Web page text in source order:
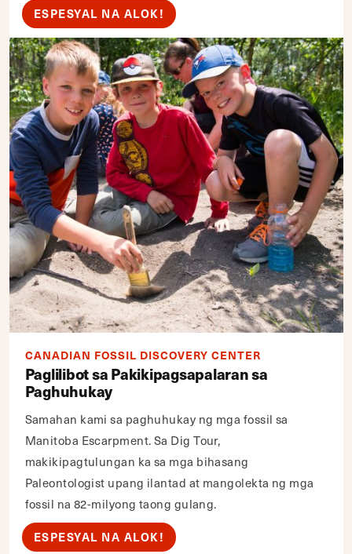
ESPESYAL NA ALOK!
CANADIAN FOSSIL DISCOVERY CENTER
Paglilibot sa Pakikipagsapalaran sa
Paghuhukay
Samahan kami sa paghuhukay ng mga fossil sa
Manitoba Escarpment. Sa Dig Tour,
makikipagtulungan ka sa mga bihasang
Paleontologist upang ilantad at mangolekta ng mga
fossil na 82-milyong taong gulang.
ESPESYAL NA ALOK!